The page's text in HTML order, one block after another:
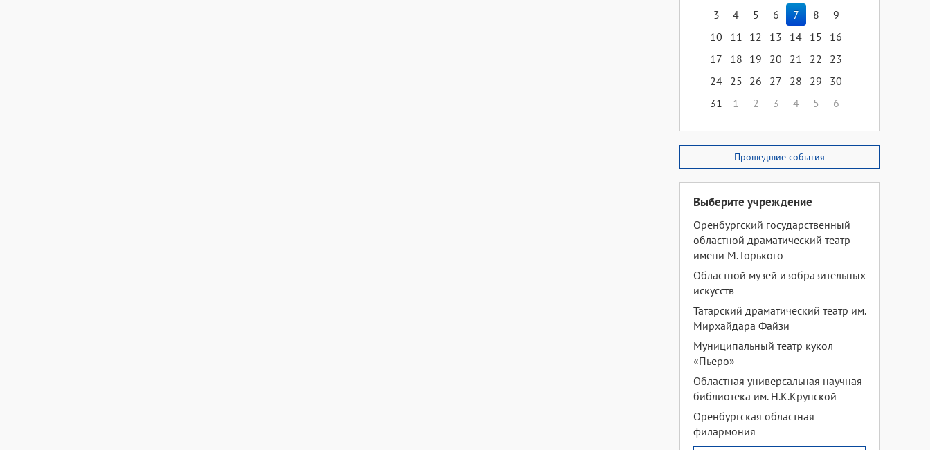
3
4 5 6 7 8
9
10
11 12 13 14 15
16
17
18 19 20 21 22
23
24 25 26 27 28 29
30
31
1 2 3 4 5 6
Прошедшие события
Выберите учреждение
Оренбургский государственный
областной драматический театр
имени М. Горького
Областной музей изобразительных
искусств
Татарский драматический театр им.
Мирхайдара Файзи
Муниципальный театр кукол
«Пьеро»
Областная универсальная научная
библиотека им. Н.К.Крупской
Оренбургская областная
филармония